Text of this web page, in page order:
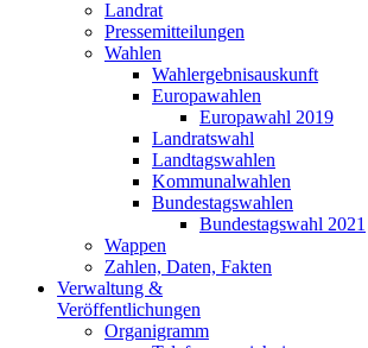
Landrat
Pressemitteilungen
Wahlen
Wahlergebnisauskunft
Europawahlen
Europawahl 2019
Landratswahl
Landtagswahlen
Kommunalwahlen
Bundestagswahlen
Bundestagswahl 2021
Wappen
Zahlen, Daten, Fakten
Verwaltung &
Veröffentlichungen
Organigramm